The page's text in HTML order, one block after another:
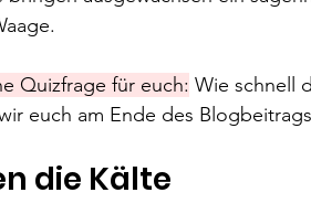
Quizfrage für euch: Wie schnell
euch am Ende des
die Kälte